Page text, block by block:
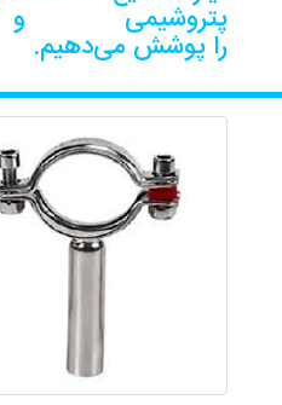
پتروشیمی و
را پوشش می‌دهیم.